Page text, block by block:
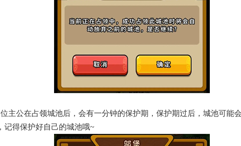
主公在占领城池后，会有一分钟的保护期，保护期过后，城池可能
记得保护好自己的城池哦~